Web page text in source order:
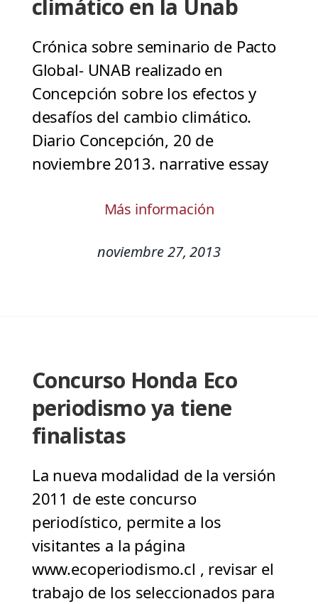
climático en la Unab
Crónica sobre seminario de Pacto
Global- UNAB realizado en
Concepción sobre los efectos y
desafíos del cambio climático.
Diario Concepción, 20 de
noviembre 2013. narrative essay
Más información
noviembre 27, 2013
Concurso Honda Eco
periodismo ya tiene
finalistas
La nueva modalidad de la versión
2011 de este concurso
periodístico, permite a los
visitantes a la página
www.ecoperiodismo.cl , revisar el
trabajo de los seleccionados para